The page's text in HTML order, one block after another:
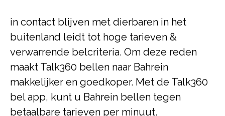
in contact blijven met dierbaren in het
buitenland leidt tot hoge tarieven &
verwarrende belcriteria. Om deze reden
maakt Talk360 bellen naar Bahrein
makkelijker en goedkoper. Met de Talk360
bel app, kunt u Bahrein bellen tegen
betaalbare tarieven per minuut.